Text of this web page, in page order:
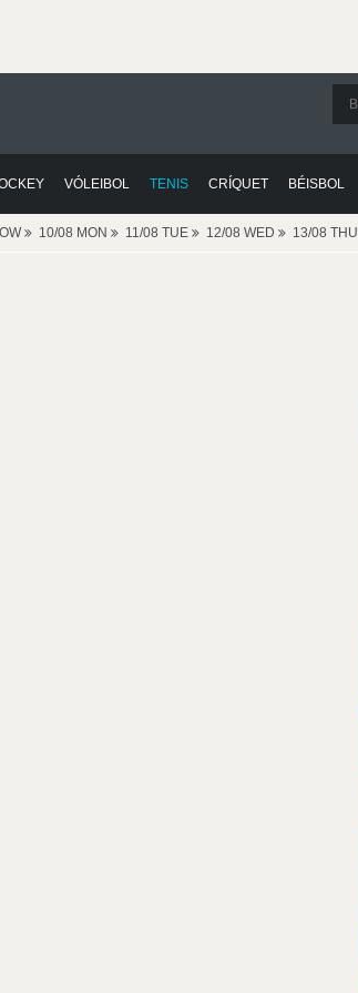
VÓLEIBOL TENIS CRÍQUET BÉISBOL
10/08 MON 11/08 TUE 12/08 WED 13/08 THU